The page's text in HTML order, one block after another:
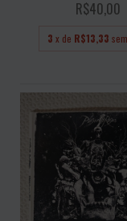
R$40,00
3 x de R$13,33